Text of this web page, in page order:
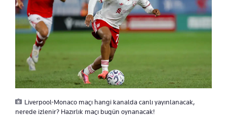
Liverpool-Monaco maçı hangi kanalda canlı yayınlanacak,
nerede izlenir? Hazırlık maçı bugün oynanacak!